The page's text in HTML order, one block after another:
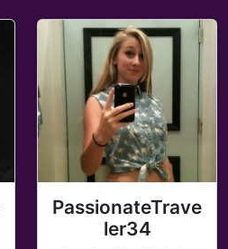
PassionateTrave
ler34